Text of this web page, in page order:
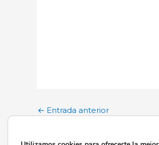
← Entrada anterior